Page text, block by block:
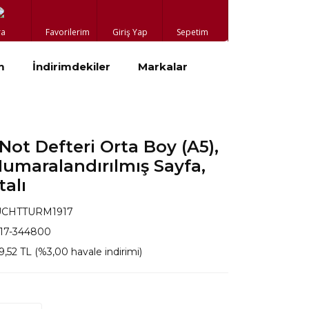
Favorilerim Giriş Yap Sepetim
İndirimdekiler Markalar
Defteri Orta Boy (A5),
Sayfa,
344800
TL (%3,00 havale indirimi)